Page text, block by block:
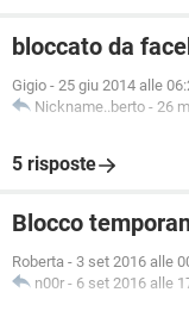
bloccato da
Gigio - 25 giu 2014 alle
Nickname..berto - 26
5 risposte
Blocco
Roberta - 3 set 2016 alle
n00r - 6 set 2016 alle